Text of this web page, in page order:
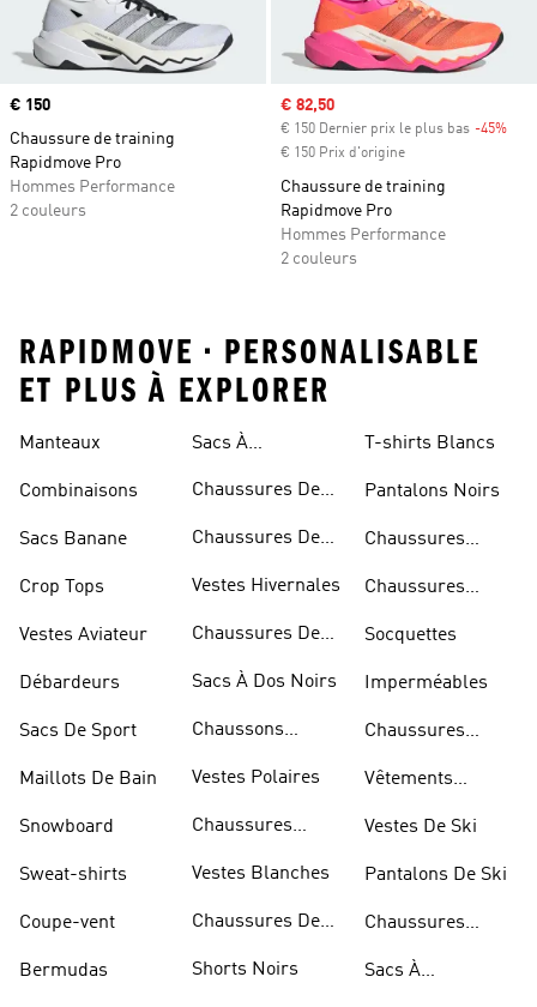
Prix
€ 150
Chaussure de training
Rapidmove Pro
Hommes Performance
2 couleurs
Prix soldé
€ 82,50
€ 150 Dernier prix le plus bas -45%
€ 150 Prix d'origine
Chaussure de training
Rapidmove Pro
Hommes Performance
2 couleurs
RAPIDMOVE • PERSONALISABLE
ET PLUS À EXPLORER
Manteaux
Combinaisons
Sacs Banane
Crop Tops
Vestes Aviateur
Débardeurs
Sacs De Sport
Maillots De Bain
Snowboard
Sweat-shirts
Coupe-vent
Bermudas
Sacs À
Chaussures De
Chaussures De
Vestes Hivernales
Chaussures De
Sacs À Dos Noirs
Chaussons
Vestes Polaires
Chaussures
Vestes Blanches
Chaussures De
Shorts Noirs
T-shirts Blancs
Pantalons Noirs
Chaussures
Chaussures
Socquettes
Imperméables
Chaussures
Vêtements
Vestes De Ski
Pantalons De Ski
Chaussures
Sacs À